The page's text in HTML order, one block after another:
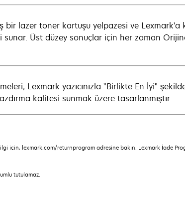
bir lazer toner kartuşu yelpazesi ve Lexmark'a
sunar. Üst düzey sonuçlar için her zaman
Lexmark yazıcınızla "Birlikte En İyi"
kalitesi sunmak üzere tasarlanmıştır.
için, lexmark.com/returnprogram adresine bakın. Lexmark İade
tutulamaz.